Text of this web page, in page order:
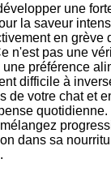
une
la saveur
en grève
n'est pas une
préférence
difficile à
de votre chat et
dans sa